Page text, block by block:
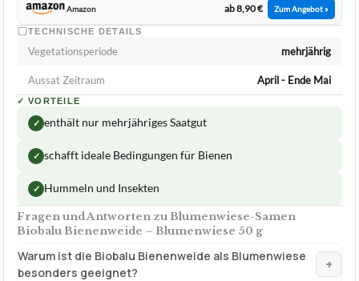
Amazon ab 8,90 € Zum Angebot »
TECHNISCHE DETAILS
Vegetationsperiode mehrjährig
Aussat Zeitraum April - Ende Mai
✓ VORTEILE
✓ enthält nur mehrjähriges Saatgut
✓ schafft ideale Bedingungen für Bienen
✓ Hummeln und Insekten
Fragen und Antworten zu Blumenwiese-Samen
Biobalu Bienenweide – Blumenwiese 50 g
Warum ist die Biobalu Bienenweide als Blumenwiese
besonders geeignet?
+